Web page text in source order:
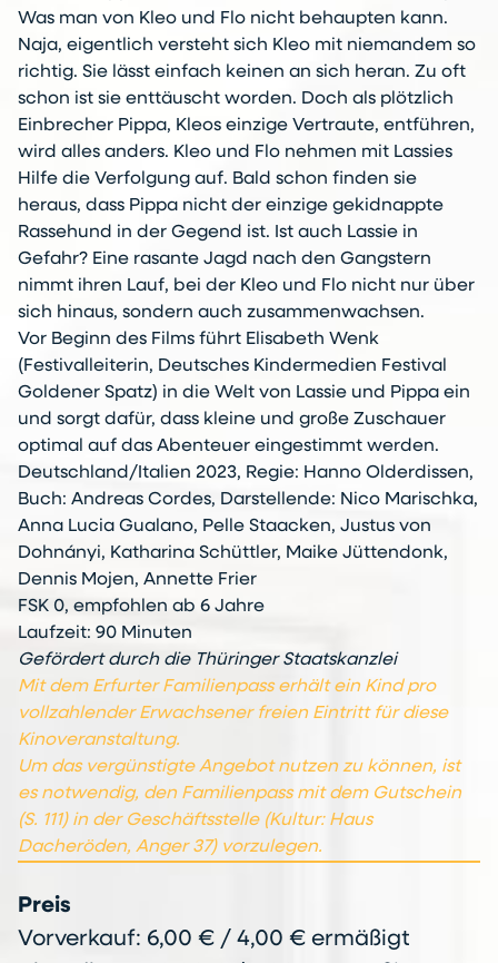
Was man von Kleo und Flo nicht behaupten kann.
Naja, eigentlich versteht sich Kleo mit niemandem so
richtig. Sie lässt einfach keinen an sich heran. Zu oft
schon ist sie enttäuscht worden. Doch als plötzlich
Einbrecher Pippa, Kleos einzige Vertraute, entführen,
wird alles anders. Kleo und Flo nehmen mit Lassies
Hilfe die Verfolgung auf. Bald schon finden sie
heraus, dass Pippa nicht der einzige gekidnappte
Rassehund in der Gegend ist. Ist auch Lassie in
Gefahr? Eine rasante Jagd nach den Gangstern
nimmt ihren Lauf, bei der Kleo und Flo nicht nur über
sich hinaus, sondern auch zusammenwachsen.
Vor Beginn des Films führt Elisabeth Wenk
(Festivalleiterin, Deutsches Kindermedien Festival
Goldener Spatz) in die Welt von Lassie und Pippa ein
und sorgt dafür, dass kleine und große Zuschauer
optimal auf das Abenteuer eingestimmt werden.
Deutschland/Italien 2023, Regie: Hanno Olderdissen,
Buch: Andreas Cordes, Darstellende: Nico Marischka,
Anna Lucia Gualano, Pelle Staacken, Justus von
Dohnányi, Katharina Schüttler, Maike Jüttendonk,
Dennis Mojen, Annette Frier
FSK 0, empfohlen ab 6 Jahre
Laufzeit: 90 Minuten
Gefördert durch die Thüringer Staatskanzlei
Mit dem Erfurter Familienpass erhält ein Kind pro
vollzahlender Erwachsener freien Eintritt für diese
Kinoveranstaltung.
Um das vergünstigte Angebot nutzen zu können, ist
es notwendig, den Familienpass mit dem Gutschein
(S. 111) in der Geschäftsstelle (Kultur: Haus
Dacheröden, Anger 37) vorzulegen.
Preis
Vorverkauf: 6,00 € / 4,00 € ermäßigt